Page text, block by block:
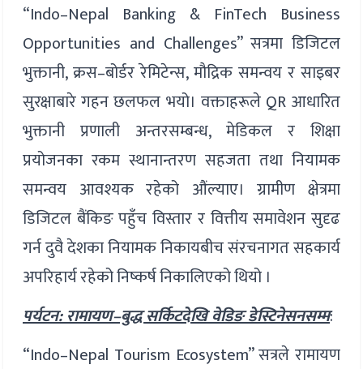
“Indo–Nepal Banking & FinTech Business
Opportunities and Challenges” सत्रमा डिजिटल
भुक्तानी, क्रस–बोर्डर रेमिटेन्स, मौद्रिक समन्वय र साइबर
सुरक्षाबारे गहन छलफल भयो। वक्ताहरूले QR आधारित
भुक्तानी प्रणाली अन्तरसम्बन्ध, मेडिकल र शिक्षा
प्रयोजनका रकम स्थानान्तरण सहजता तथा नियामक
समन्वय आवश्यक रहेको औंल्याए। ग्रामीण क्षेत्रमा
डिजिटल बैंकिङ पहुँच विस्तार र वित्तीय समावेशन सुदृढ
गर्न दुवै देशका नियामक निकायबीच संरचनागत सहकार्य
अपरिहार्य रहेको निष्कर्ष निकालिएको थियो ।
पर्यटन: रामायण–बुद्ध सर्किटदेखि वेडिङ डेस्टिनेसनसम्म:
“Indo–Nepal Tourism Ecosystem” सत्रले रामायण